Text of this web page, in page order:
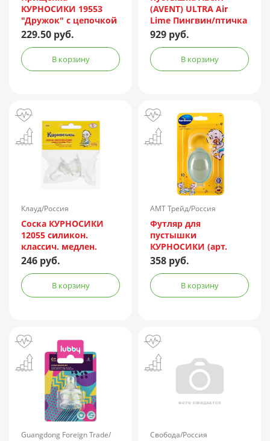
КУРНОСИКИ 19553
"Дружок" с цепочкой
229.50 руб.
В корзину
(AVENT) ULTRA Air
Lime Пингвин/птичка
(0-6 мес.) №2 д/дев.
(арт. SCF080/06)
929 руб.
В корзину
Клауд/Россия
Соска КУРНОСИКИ
12055 силикон.
классич. медлен.
поток (с рожден.) №3
246 руб.
В корзину
АМТ Трейд/Россия
Футляр для
пустышки
КУРНОСИКИ (арт.
19592)
358 руб.
В корзину
Guangdong Foreign Trade/
Свобода/Россия